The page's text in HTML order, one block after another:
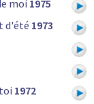
moi 1975
d'été 1973
1972